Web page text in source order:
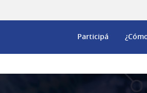
Participá